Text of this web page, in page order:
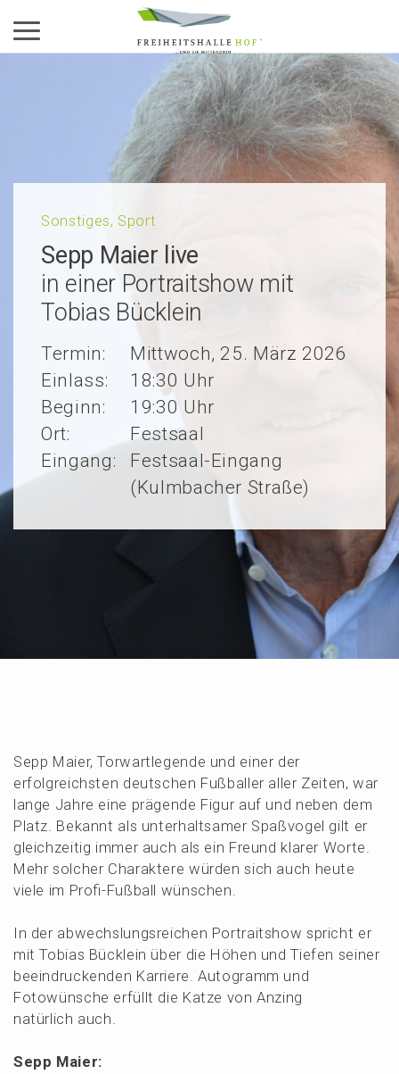
Aktiviere das Menü
Sonstiges, Sport
Sepp Maier live
in einer Portraitshow mit
Tobias Bücklein
Termin:
Mittwoch, 25. März 2026
Einlass:
18:30 Uhr
Beginn:
19:30 Uhr
Ort:
Festsaal
Eingang:
Festsaal-Eingang
(Kulmbacher Straße)
Sepp Maier, Torwart­le­gen­de und einer der
erfolg­reichs­ten deutschen Fußbal­ler aller Zeiten, war
lange Jahre eine prägen­de Figur auf und neben dem
Platz. Bekannt als unter­halt­sa­mer Spaßvo­gel gilt er
gleich­zei­tig immer auch als ein Freund klarer Worte.
Mehr solcher Charak­te­re würden sich auch heute
viele im Profi-Fußball wünschen.
In der abwechs­lungs­rei­chen Portrait­show spricht er
mit Tobias Bücklein über die Höhen und Tiefen seiner
beein­dru­cken­den Karrie­re. Autogramm und
Fotowün­sche erfüllt die Katze von Anzing
natür­lich auch.
Sepp Maier: